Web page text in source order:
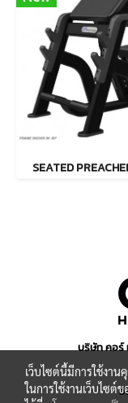
SEATED
บริษัท คอร์
อีเ
เว็บไซต์นี้มีการใช้งา
ในการใช้งานเว็บไซต์